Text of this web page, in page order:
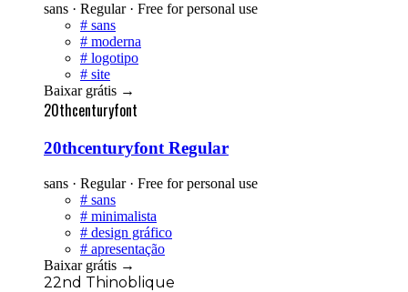
sans · Regular · Free for personal use
# sans
# moderna
# logotipo
# site
Baixar grátis →
20thcenturyfont
20thcenturyfont Regular
sans · Regular · Free for personal use
# sans
# minimalista
# design gráfico
# apresentação
Baixar grátis →
22nd Thinoblique